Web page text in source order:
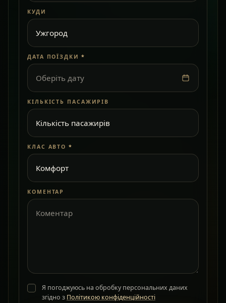
КУДИ
ДАТА ПОЇЗДКИ *
Оберіть дату
КІЛЬКІСТЬ ПАСАЖИРІВ
КЛАС АВТО *
КОМЕНТАР
Я погоджуюсь на обробку персональних даних
згідно з Політикою конфіденційності